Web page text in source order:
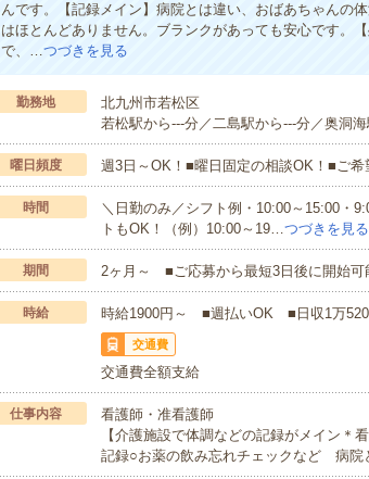
んです。【記録メイン】病院とは違い、おばあちゃんの
はほとんどありません。ブランクがあっても安心です。
で、…つづきを見る
勤務地
北九州市若松区
若松駅から---分／二島駅から---分／奥洞
曜日頻度 週3日～OK！■曜日固定の相談OK！■ご希
時間
＼日勤のみ／シフト例・10:00～15:00・
トもOK！（例）10:00～19…つづきを見る
期間 2ヶ月～ ■ご応募から最短3日後に開始
時給 時給1900円～ ■週払いOK ■日収1万
交通費
交通費全額支給
仕事内容
看護師・准看護師
【介護施設で体調などの記録がメイン
記録○お薬の飲み忘れチェックなど 病院